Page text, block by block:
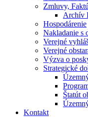
Zmluvy,
Archív
Hospodárenie
Nakladanie s
Verejné
Verejné
Výzva o
Strategické
Štatút
Kontakt